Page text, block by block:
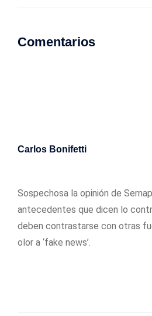
Comentarios
Carlos Bonifetti
Sospechosa la opinión de
antecedentes que dicen lo
deben contrastarse con otras
olor a ‘fake news’.